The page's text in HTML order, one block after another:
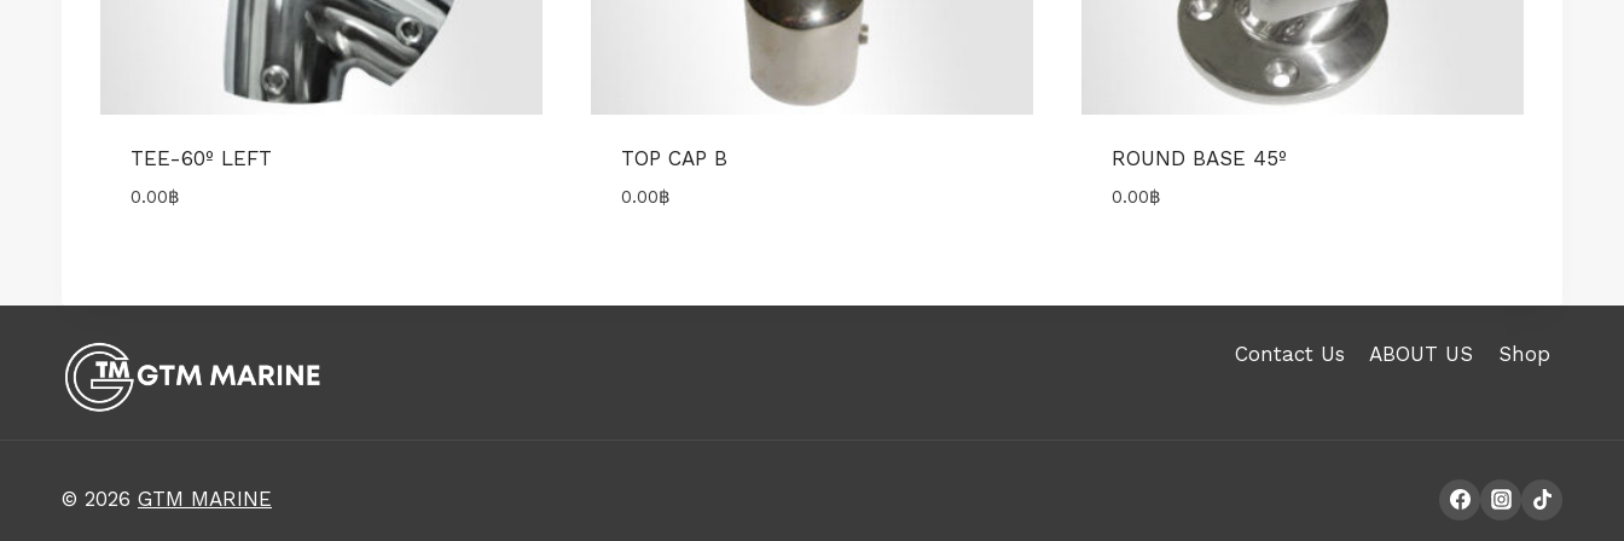
TEE-60º LEFT
0.00฿
TOP CAP B
0.00฿
ROUND BASE 45º
0.00฿
Contact Us ABOUT US Shop
© 2026 GTM MARINE